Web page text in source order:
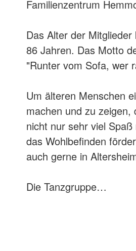
Familienzentrum
Das Alter der
86 Jahren. Das Motto
"Runter vom Sofa, wer
Um älteren Menschen
machen und zu zeigen,
nicht nur sehr viel
das Wohlbefinden
auch gerne in
Die Tanzgruppe…